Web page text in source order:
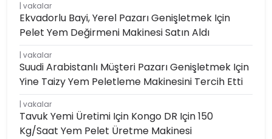
vakalar
Ekvadorlu Bayi, Yerel Pazarı Genişletmek Için
Pelet Yem Değirmeni Makinesi Satın Aldı
vakalar
Suudi Arabistanlı Müşteri Pazarı Genişletmek Için
Yine Taizy Yem Peletleme Makinesini Tercih Etti
vakalar
Tavuk Yemi Üretimi Için Kongo DR Için 150
Kg/saat Yem Pelet Üretme Makinesi